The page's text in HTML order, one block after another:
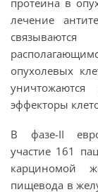
протеина в
лечение
опухолевых
эффекторы
В фазе-II
участие 161
карциномой
пищевода в